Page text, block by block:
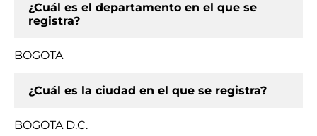
¿Cuál es el departamento en el que se
registra?
BOGOTA
¿Cuál es la ciudad en el que se registra?
BOGOTA D.C.